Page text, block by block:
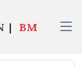
| BM